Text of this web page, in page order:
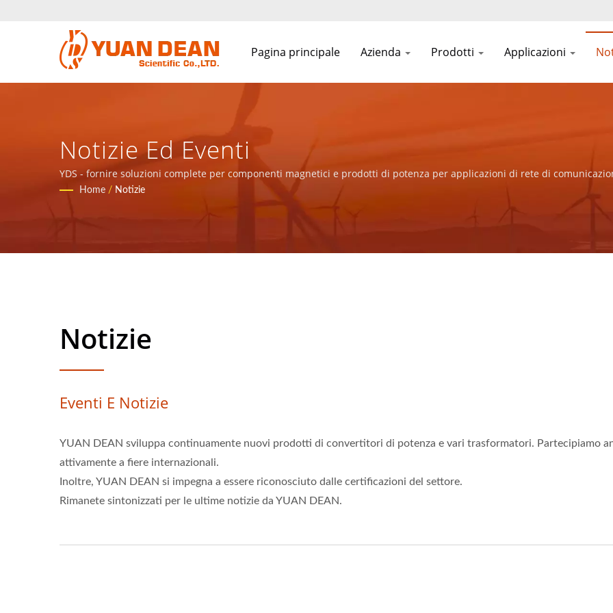
Pagina principale Azienda Prodotti Applicazioni
Notizie Ed Eventi
YDS - fornire soluzioni complete per componenti magnetici e prodotti di potenza per applicazioni di rete di
Home / Notizie
Notizie
Eventi E Notizie
YUAN DEAN sviluppa continuamente nuovi prodotti di convertitori di potenza e vari trasformatori. Partecipiamo
attivamente a fiere internazionali.
Inoltre, YUAN DEAN si impegna a essere riconosciuto dalle certificazioni del settore.
Rimanete sintonizzati per le ultime notizie da YUAN DEAN.